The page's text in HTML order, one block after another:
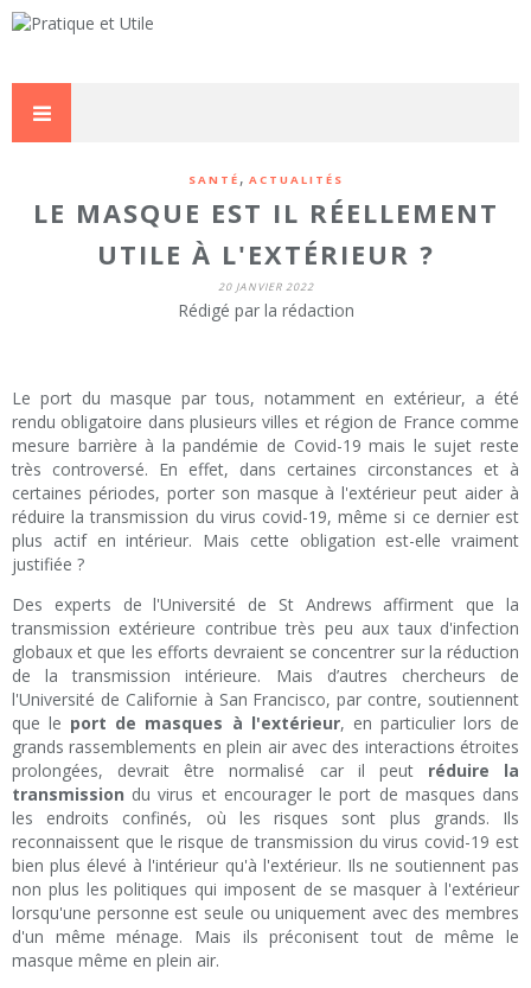
SANTÉ , ACTUALITÉS
LE MASQUE EST IL RÉELLEMENT
UTILE À L'EXTÉRIEUR ?
20 JANVIER 2022
Rédigé par la rédaction
Le port du masque par tous, notamment en extérieur, a été
rendu obligatoire dans plusieurs villes et région de France comme
mesure barrière à la pandémie de Covid-19 mais le sujet reste
très controversé. En effet, dans certaines circonstances et à
certaines périodes, porter son masque à l'extérieur peut aider à
réduire la transmission du virus covid-19, même si ce dernier est
plus actif en intérieur. Mais cette obligation est-elle vraiment
justifiée ?
Des experts de l'Université de St Andrews affirment que la
transmission extérieure contribue très peu aux taux d'infection
globaux et que les efforts devraient se concentrer sur la réduction
de la transmission intérieure. Mais d’autres chercheurs de
l'Université de Californie à San Francisco, par contre, soutiennent
que le port de masques à l'extérieur, en particulier lors de
grands rassemblements en plein air avec des interactions étroites
prolongées, devrait être normalisé car il peut réduire la
transmission du virus et encourager le port de masques dans
les endroits confinés, où les risques sont plus grands. Ils
reconnaissent que le risque de transmission du virus covid-19 est
bien plus élevé à l'intérieur qu'à l'extérieur. Ils ne soutiennent pas
non plus les politiques qui imposent de se masquer à l'extérieur
lorsqu'une personne est seule ou uniquement avec des membres
d'un même ménage. Mais ils préconisent tout de même le
masque même en plein air.